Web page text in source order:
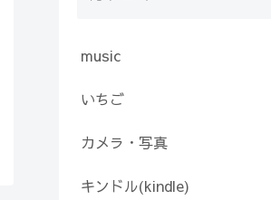
music
いちご
カメラ・写真
キンドル(kindle)